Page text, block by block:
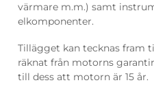
värmare m.m.) samt
elkomponenter.
Tillägget kan tecknas fram
räknat från motorns
till dess att motorn är 15 år.